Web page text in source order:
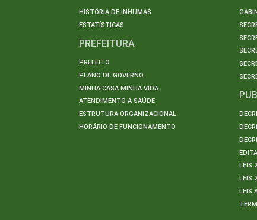
HISTÓRIA DE INHUMAS
ESTATÍSTICAS
PREFEITURA
PREFEITO
PLANO DE GOVERNO
MINHA CASA MINHA VIDA
ATENDIMENTO A SAÚDE
ESTRUTURA ORGANIZACIONAL
HORÁRIO DE FUNCIONAMENTO
LEIS
LEIS
LEIS